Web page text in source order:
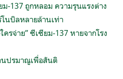
ม-137 ถูกหลอม ความรุนแรงต่าง
นบิลหลายล้านเท่า
ครจ่าย” ซีเซียม-137 หายจากโรง
นปรมาณูเพื่อสันติ